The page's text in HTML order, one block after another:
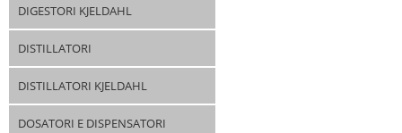
DIGESTORI KJELDAHL
DISTILLATORI
DISTILLATORI KJELDAHL
DOSATORI E DISPENSATORI